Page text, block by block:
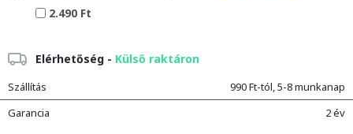
2.490 Ft
Elérhetőség - Külső raktáron
Szállítás
990 Ft-tól, 5-8 munkanap
Garancia
2 év